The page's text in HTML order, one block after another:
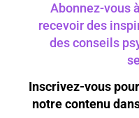
Abonnez-vous
recevoir des
des conseils
Inscrivez-vous
notre contenu